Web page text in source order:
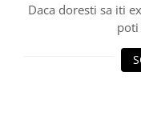
Daca doresti sa iti
poti